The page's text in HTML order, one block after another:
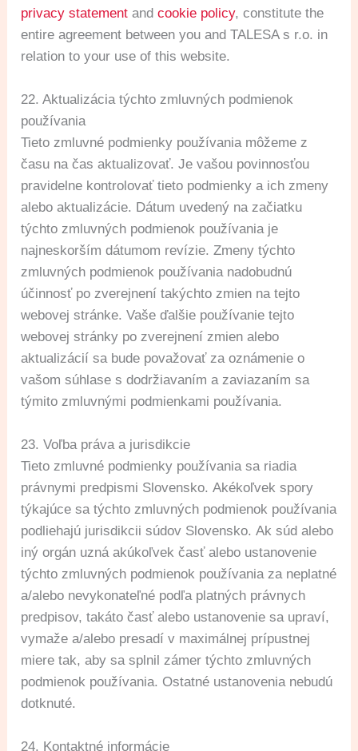
privacy statement andcookie policy, constitute the
entire agreement between you and TALESA s r.o. in
relation to your use of this website.
22. Aktualizácia týchto zmluvných podmienok
používania
Tieto zmluvné podmienky používania môžeme z
času na čas aktualizovať. Je vašou povinnosťou
pravidelne kontrolovať tieto podmienky a ich zmeny
alebo aktualizácie. Dátum uvedený na začiatku
týchto zmluvných podmienok používania je
najneskorším dátumom revízie. Zmeny týchto
zmluvných podmienok používania nadobudnú
účinnosť po zverejnení takýchto zmien na tejto
webovej stránke. Vaše ďalšie používanie tejto
webovej stránky po zverejnení zmien alebo
aktualizácií sa bude považovať za oznámenie o
vašom súhlase s dodržiavaním a zaviazaním sa
týmito zmluvnými podmienkami používania.
23. Voľba práva a jurisdikcie
Tieto zmluvné podmienky používania sa riadia
právnymi predpismi Slovensko. Akékoľvek spory
týkajúce sa týchto zmluvných podmienok používania
podliehajú jurisdikcii súdov Slovensko. Ak súd alebo
iný orgán uzná akúkoľvek časť alebo ustanovenie
týchto zmluvných podmienok používania za neplatné
a/alebo nevykonateľné podľa platných právnych
predpisov, takáto časť alebo ustanovenie sa upraví,
vymaže a/alebo presadí v maximálnej prípustnej
miere tak, aby sa splnil zámer týchto zmluvných
podmienok používania. Ostatné ustanovenia nebudú
dotknuté.
24. Kontaktné informácie